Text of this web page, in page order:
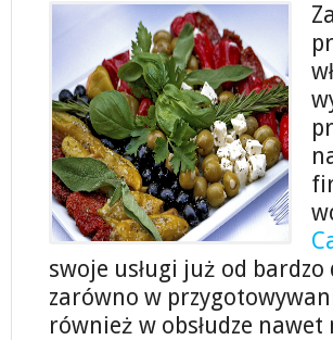
swoje usługi już od
zarówno w
również w obsłudze